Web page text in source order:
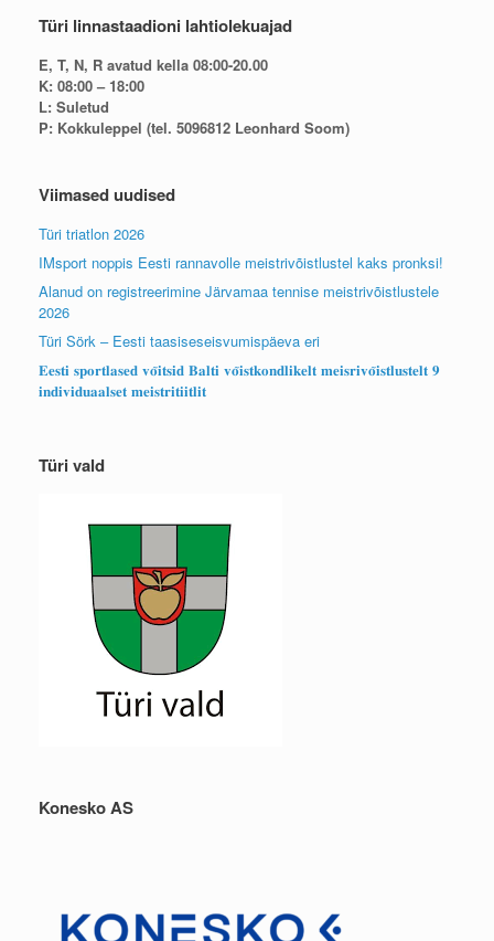
Türi linnastaadioni lahtiolekuajad
E, T, N, R avatud kella 08:00-20.00
K: 08:00 – 18:00
L: Suletud
P: Kokkuleppel (tel. 5096812 Leonhard Soom)
Viimased uudised
Türi triatlon 2026
IMsport noppis Eesti rannavolle meistrivõistlustel kaks pronksi!
Alanud on registreerimine Järvamaa tennise meistrivõistlustele
2026
Türi Sörk – Eesti taasiseseisvumispäeva eri
𝐄𝐞𝐬𝐭𝐢 𝐬𝐩𝐨𝐫𝐭𝐥𝐚𝐬𝐞𝐝 𝐯𝐨̃𝐢𝐭𝐬𝐢𝐝 𝐁𝐚𝐥𝐭𝐢 𝐯𝐨̃𝐢𝐬𝐭𝐤𝐨𝐧𝐝𝐥𝐢𝐤𝐞𝐥𝐭 𝐦𝐞𝐢𝐬𝐫𝐢𝐯𝐨̃𝐢𝐬𝐭𝐥𝐮𝐬𝐭𝐞𝐥𝐭 𝟗
𝐢𝐧𝐝𝐢𝐯𝐢𝐝𝐮𝐚𝐚𝐥𝐬𝐞𝐭 𝐦𝐞𝐢𝐬𝐭𝐫𝐢𝐭𝐢𝐢𝐭𝐥𝐢𝐭
Türi vald
Konesko AS